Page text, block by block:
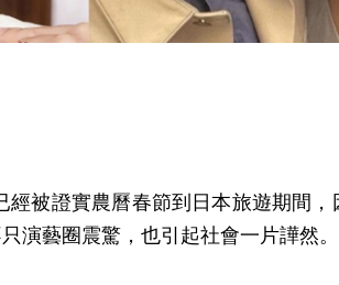
經被證實農曆春節到日本旅遊期間
演藝圈震驚，也引起社會一片譁然。